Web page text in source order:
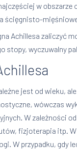
w
ścięgnisto-
Achillesa zaliczyć
wyczuwalny
jest od wieku,
wówczas
W zależności
fizjoterapia itp.
W przypadku, gdy